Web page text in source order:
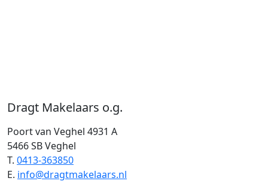
Dragt Makelaars o.g.
Poort van Veghel 4931 A
5466 SB Veghel
T. 0413-363850
E. info@dragtmakelaars.nl